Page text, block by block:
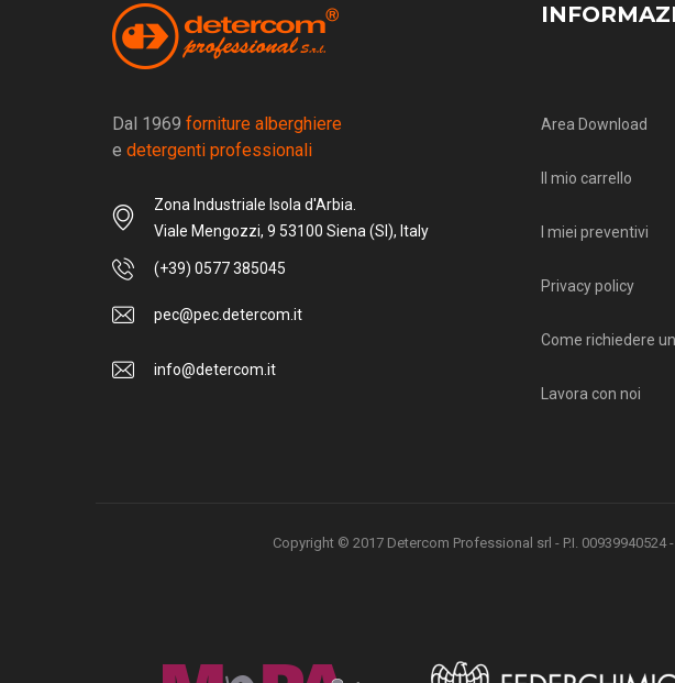
Dal 1969 forniture alberghiere
e detergenti professionali
Zona Industriale Isola d'Arbia.
Viale Mengozzi, 9 53100 Siena (SI), Italy
(+39) 0577 385045
pec@pec.detercom.it
info@detercom.it
Area Download
Il mio carrello
I miei preventivi
Privacy policy
Come richiedere
Lavora con noi
Copyright © 2017 Detercom Professional srl - P.I. 00939940524 -